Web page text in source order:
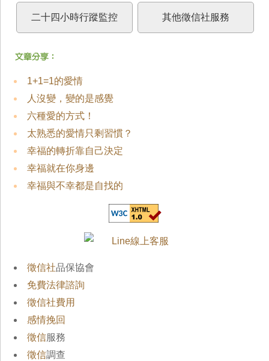
二十四小時行蹤監控 其他徵信社服務
1+1=1的愛情
人沒變，變的是感覺
六種愛的方式！
太熟悉的愛情只剩習慣？
幸福的轉折靠自己決定
幸福就在你身邊
幸福與不幸都是自找的
徵信社品保協會
免費法律諮詢
徵信社費用
感情挽回
徵信服務
徵信調查